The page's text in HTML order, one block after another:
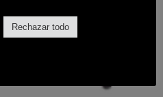
Rechazar todo